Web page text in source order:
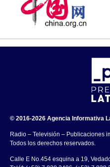
© 2016-2026 Agencia Informativa
Radio – Televisión – Publicaciones
Todos los derechos reservados.
Calle E No.454 esquina a 19,